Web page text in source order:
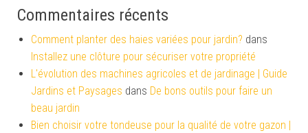
Commentaires récents
Comment planter des haies variées pour jardin? dans
Installez une clôture pour sécuriser votre propriété
L'évolution des machines agricoles et de jardinage | Guide
Jardins et Paysages dans De bons outils pour faire un
beau jardin
Bien choisir votre tondeuse pour la qualité de votre gazon |